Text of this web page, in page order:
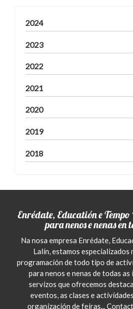
2024
2023
2022
2021
2020
2019
2018
Enrédate, Educatión e
para nenos e nenas
Na nosa empresa Enrédate,
Lalín, estamos especializados
programación de todo tipo de
para nenos e nenas de todas
servizos que ofrecemos
eventos, as clases e
organización de feiras...